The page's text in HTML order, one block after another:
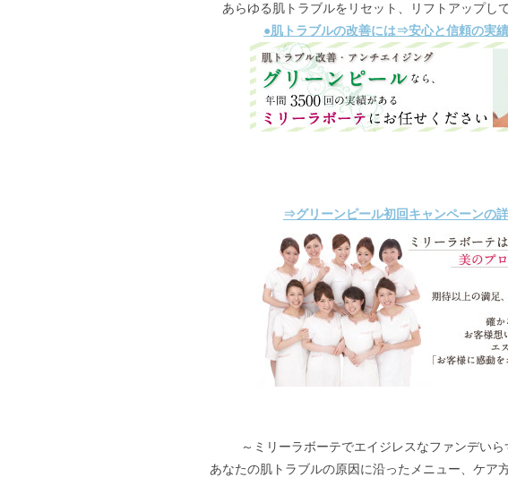
あらゆる肌トラブルをリセット、リフトアップし
●肌トラブルの改善には⇒安心と信頼の実
⇒グリーンピール初回キャンペーンの
～ミリーラボーテでエイジレスなファンデい
あなたの肌トラブルの原因に沿ったメニュー、ケア